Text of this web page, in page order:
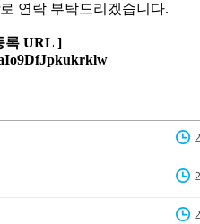
로 연락 부탁드리겠습니다.
록 URL ]